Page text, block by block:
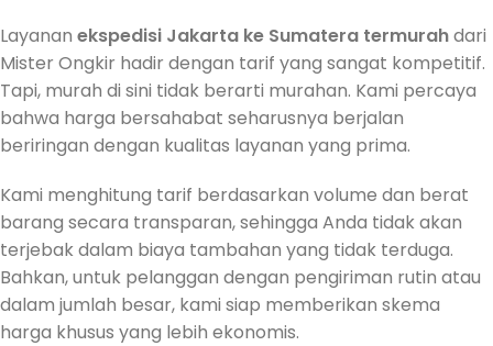
Layanan ekspedisi Jakarta ke Sumatera termurahdari
Mister Ongkir hadir dengan tarif yang sangat kompetitif.
Tapi, murah di sini tidak berarti murahan. Kami percaya
bahwa harga bersahabat seharusnya berjalan
beriringan dengan kualitas layanan yang prima.
Kami menghitung tarif berdasarkan volume dan berat
barang secara transparan, sehingga Anda tidak akan
terjebak dalam biaya tambahan yang tidak terduga.
Bahkan, untuk pelanggan dengan pengiriman rutin atau
dalam jumlah besar, kami siap memberikan skema
harga khusus yang lebih ekonomis.